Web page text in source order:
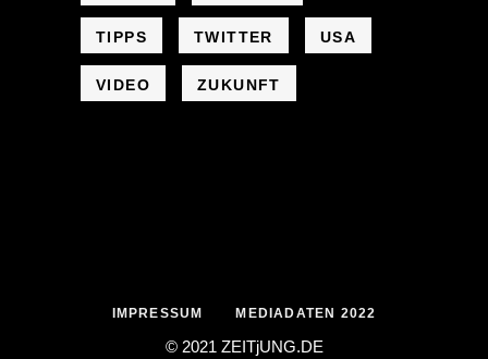
TIPPS TWITTER USA
VIDEO ZUKUNFT
IMPRESSUM MEDIADATEN 2022
© 2021 ZEITjUNG.DE